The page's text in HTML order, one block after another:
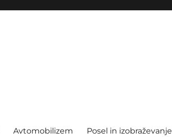
Avtomobilizem Posel in izobraževanje